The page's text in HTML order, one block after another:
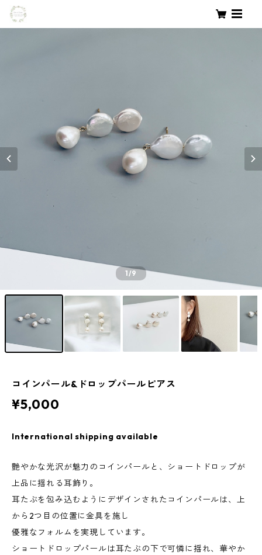
1/9
コインパール&ドロップパールピアス
¥5,000
International shipping available
艶やかな光沢が魅力のコインパールと、ショートドロップが
上品に揺れる耳飾り。
耳たぶを包み込むようにデザインされたコインパールは、上
から2つ目の位置に金具を施し
優雅なフォルムを実現しています。
ショートドロップパールは耳たぶの下で可憐に揺れ、華やか